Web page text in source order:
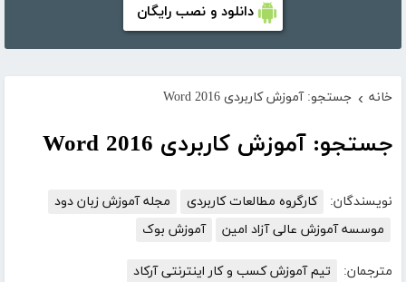
دانلود و نصب رایگان
خانه › جستجو: آموزش کاربردی Word 2016
جستجو: آموزش کاربردی Word 2016
نویسندگان: کارگروه مطالعات کاربردی
مجله آموزش زبان دود
موسسه آموزش عالی آزاد امین
آموزش بوک
مترجمان:
تیم آموزش کسب و کار اینترنتی آرکاد